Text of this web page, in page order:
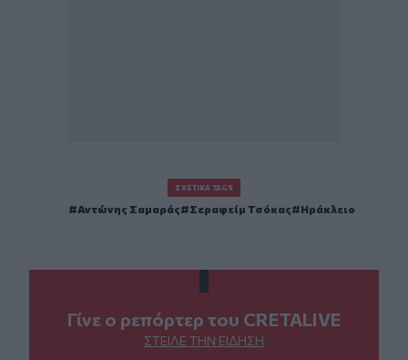
ΣΧΕΤΙΚΆ TAGS
Αντώνης Σαμαράς Σεραφείμ Τσόκας Ηράκλειο
Γίνε ο ρεπόρτερ του CRETALIVE
ΣΤΕΊΛΕ ΤΗΝ ΕΊΔΗΣΗ